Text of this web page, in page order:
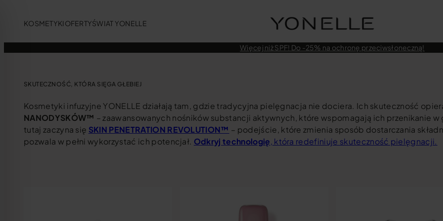
KOSMETYKI OFERTYŚWIAT YONELLE
Więcej niż SPF! Do -25% na ochronę przeciwsłoneczną!
SKUTECZNOŚĆ, KTÓRA SIĘGA GŁEBIEJ
Kosmetyki infuzyjne YONELLE działają tam, gdzie tradycyjna pielęgnacja nie dociera. Ich skuteczność
NANODYSKÓW™ – zaawansowanych nośników substancji aktywnych, które wspomagają ich przenikanie w
tutaj zaczyna się SKIN PENETRATION REVOLUTION™ – podejście, które zmienia sposób dostarczania
pozwala w pełni wykorzystać ich potencjał. Odkryj technologię, która redefiniuje skuteczność pielęgnacji.